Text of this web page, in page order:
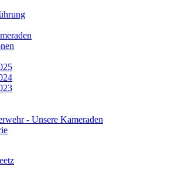
- Unsere Kameraden